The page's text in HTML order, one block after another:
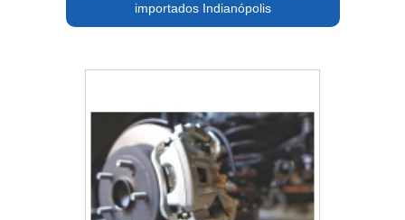
importados Indianópolis